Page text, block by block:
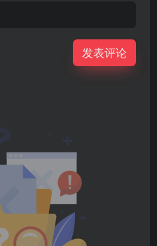
发表评论